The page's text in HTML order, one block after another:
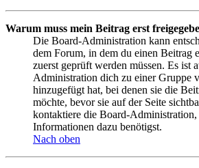
Warum muss mein Beitrag erst
Die Board-Administration kann
dem Forum, in dem du einen Beitrag
zuerst geprüft werden müssen. Es ist
Administration dich zu einer Gruppe
hinzugefügt hat, bei denen sie die
möchte, bevor sie auf der Seite
kontaktiere die Board-
Informationen dazu benötigst.
Nach oben